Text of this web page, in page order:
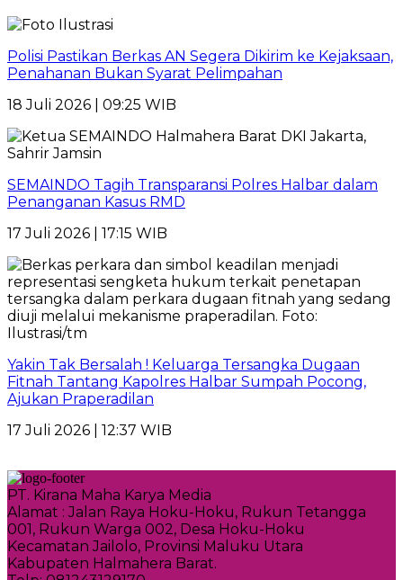
Polisi Pastikan Berkas AN Segera Dikirim ke Kejaksaan,
Penahanan Bukan Syarat Pelimpahan
18 Juli 2026 | 09:25 WIB
SEMAINDO Tagih Transparansi Polres Halbar dalam
Penanganan Kasus RMD
17 Juli 2026 | 17:15 WIB
Yakin Tak Bersalah ! Keluarga Tersangka Dugaan
Fitnah Tantang Kapolres Halbar Sumpah Pocong,
Ajukan Praperadilan
17 Juli 2026 | 12:37 WIB
PT. Kirana Maha Karya Media
Alamat : Jalan Raya Hoku-Hoku, Rukun Tetangga
001, Rukun Warga 002, Desa Hoku-Hoku
Kecamatan Jailolo, Provinsi Maluku Utara
Kabupaten Halmahera Barat.